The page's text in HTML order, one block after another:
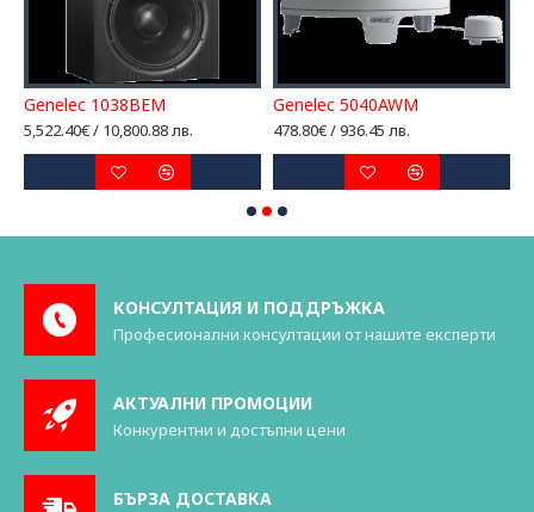
Genelec 1038BEM
5,522.40€ / 10,800.88 лв.
Genelec 5040AWM
478.80€ / 936.45 лв.
КОНСУЛТАЦИЯ И ПОДДРЪЖКА
Професионални консултации от нашите експерти
АКТУАЛНИ ПРОМОЦИИ
Конкурентни и достъпни цени
БЪРЗА ДОСТАВКА